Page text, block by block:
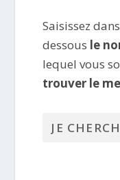
Saisissez
dessous le
lequel vous
trouver le